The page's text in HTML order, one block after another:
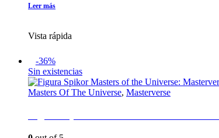
Leer más
Vista rápida
-36%
Sin existencias
Masters Of The Universe, Masterverse